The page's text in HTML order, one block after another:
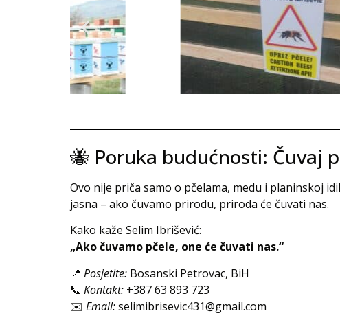
🐝 Poruka budućnosti: Čuvaj
Ovo nije priča samo o pčelama, medu i planinskoj
jasna – ako čuvamo prirodu, priroda će čuvati nas.
Kako kaže Selim Ibrišević:
„Ako čuvamo pčele, one će čuvati nas.“
📍 Posjetite: Bosanski Petrovac, BiH
📞 Kontakt: +387 63 893 723
✉️ Email:selimibrisevic431@gmail.com